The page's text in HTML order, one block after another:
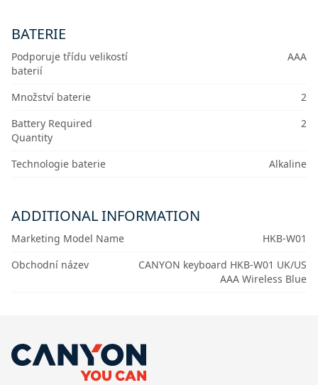
BATERIE
Podporuje třídu velikostí
baterií
AAA
Množství baterie
2
Battery Required
Quantity
2
Technologie baterie Alkaline
ADDITIONAL INFORMATION
Marketing Model Name
HKB-W01
Obchodní název
CANYON keyboard HKB-W01 UK/US
AAA Wireless Blue